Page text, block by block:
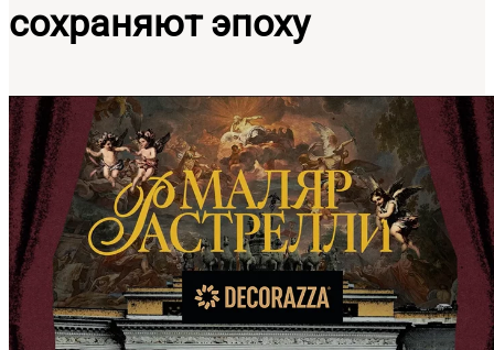
сохраняют эпоху